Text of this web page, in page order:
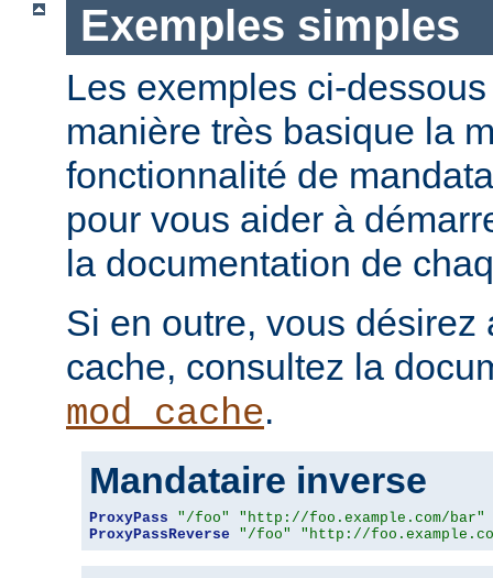
Exemples simples
Les exemples ci-
manière très basique la
fonctionnalité de
pour vous aider à
la documentation de
Si en outre, vous désirez
cache, consultez la
mod_cache.
Mandataire inverse
ProxyPass "/foo"
"http://foo.example.com/bar"
ProxyPassReverse
"/foo" "http://